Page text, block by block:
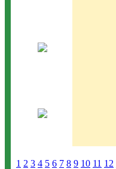
1 2 3 4 5 6 7 8 9 10 11 12